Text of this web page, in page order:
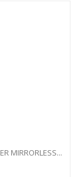
MIRRORLESS...